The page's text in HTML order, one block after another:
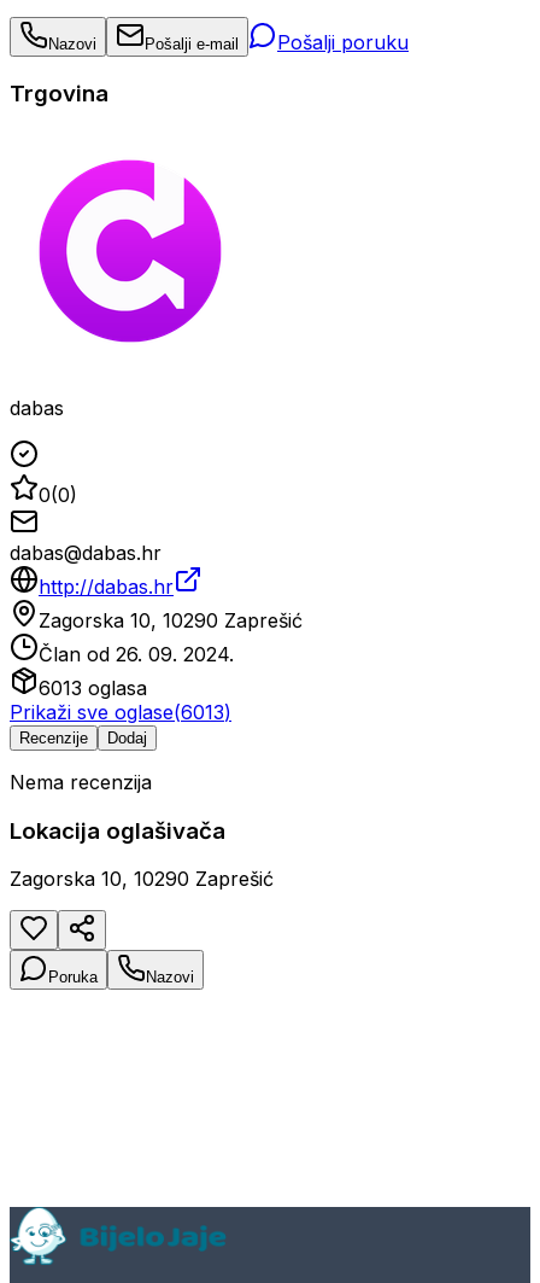
Nazovi Pošalji e-mail Pošalji poruku
Trgovina
dabas
0(0)
dabas@dabas.hr
http://dabas.hr
Zagorska 10, 10290 Zaprešić
Član od 26. 09. 2024.
6013 oglasa
Prikaži sve oglase(6013)
Recenzije Dodaj
Nema recenzija
Lokacija oglašivača
Zagorska 10, 10290 Zaprešić
Poruka Nazovi